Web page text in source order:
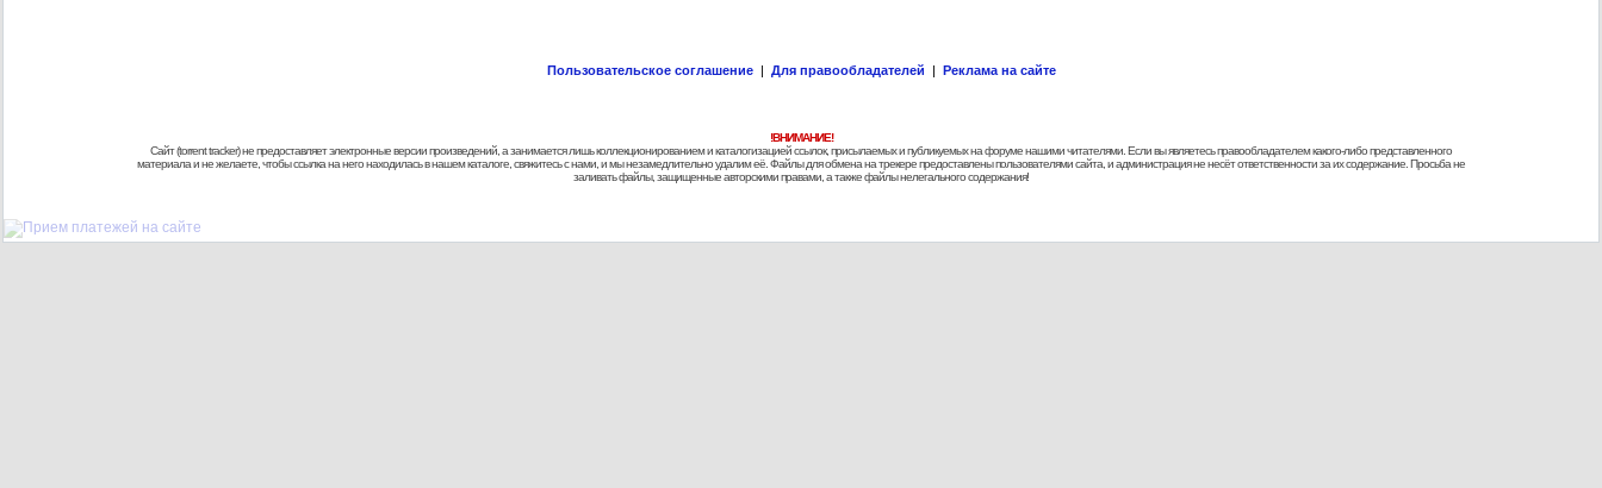
Пользовательское соглашение | Для правообладателей | Реклама на сайте
!ВНИМАНИЕ!
Сайт (torrent tracker) не предоставляет электронные версии произведений, а занимается лишь коллекционированием и каталогизацией ссылок, присылаемых и публикуемых на форуме нашими читателями. Если вы являетесь правообладателем какого-либо представленного
материала и не желаете, чтобы ссылка на него находилась в нашем каталоге, свяжитесь с нами, и мы незамедлительно удалим её. Файлы для обмена на трекере предоставлены пользователями сайта, и администрация не несёт ответственности за их содержание. Просьба не
заливать файлы, защищенные авторскими правами, а также файлы нелегального содержания!